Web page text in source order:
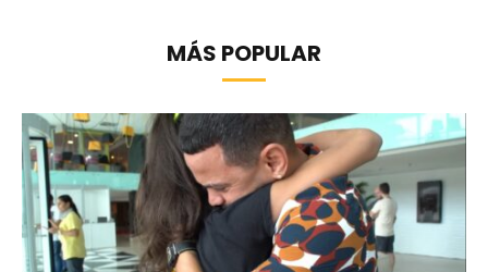
MÁS POPULAR